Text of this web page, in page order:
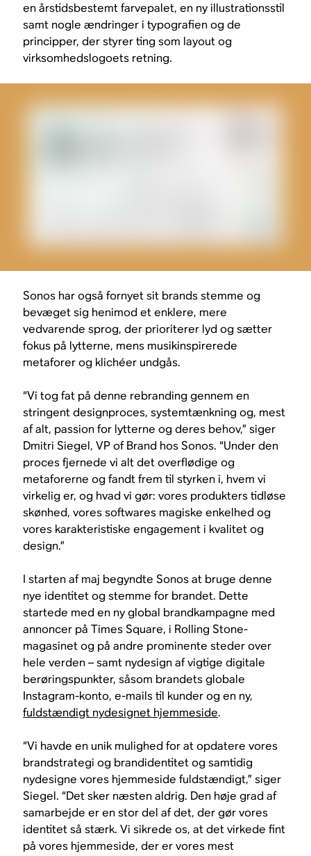
en årstidsbestemt farvepalet, en ny illustrationsstil
samt nogle ændringer i typografien og de
principper, der styrer ting som layout og
virksomhedslogoets retning.
Sonos har også fornyet sit brands stemme og
bevæget sig henimod et enklere, mere
vedvarende sprog, der prioriterer lyd og sætter
fokus på lytterne, mens musikinspirerede
metaforer og klichéer undgås.
“Vi tog fat på denne rebranding gennem en
stringent designproces, systemtænkning og, mest
af alt, passion for lytterne og deres behov,” siger
Dmitri Siegel, VP of Brand hos Sonos. “Under den
proces fjernede vi alt det overflødige og
metaforerne og fandt frem til styrken i, hvem vi
virkelig er, og hvad vi gør: vores produkters tidløse
skønhed, vores softwares magiske enkelhed og
vores karakteristiske engagement i kvalitet og
design.”
I starten af maj begyndte Sonos at bruge denne
nye identitet og stemme for brandet. Dette
startede med en ny global brandkampagne med
annoncer på Times Square, i Rolling Stone-
magasinet og på andre prominente steder over
hele verden – samt nydesign af vigtige digitale
berøringspunkter, såsom brandets globale
Instagram-konto, e-mails til kunder og en ny,
fuldstændigt nydesignet hjemmeside.
“Vi havde en unik mulighed for at opdatere vores
brandstrategi og brandidentitet og samtidig
nydesigne vores hjemmeside fuldstændigt,” siger
Siegel. “Det sker næsten aldrig. Den høje grad af
samarbejde er en stor del af det, der gør vores
identitet så stærk. Vi sikrede os, at det virkede fint
på vores hjemmeside, der er vores mest